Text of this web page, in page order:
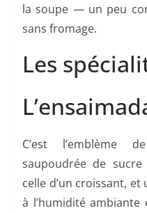
la soupe — un peu
sans fromage.
Les
C’est l’emblème
saupoudrée de
celle d’un croissant,
à l’humidité